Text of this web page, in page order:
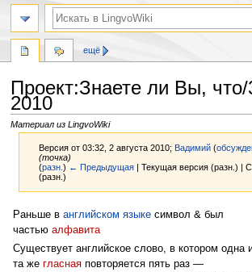
Проект:Знаете ли Вы,
2010
Материал из LingvoWiki
Версия от 03:32, 2 августа 2010;Вадимий (
(точка)
(разн.) ← Предыдущая | Текущая версия (разн.) |
(разн.)
Перейти
к
навигации
Перейти
к
поиску
Раньше в английском языкесимвол & был
частью алфавита
Существует английское слово, в котором одна
та же гласнаяповторяется пять раз —
ещё